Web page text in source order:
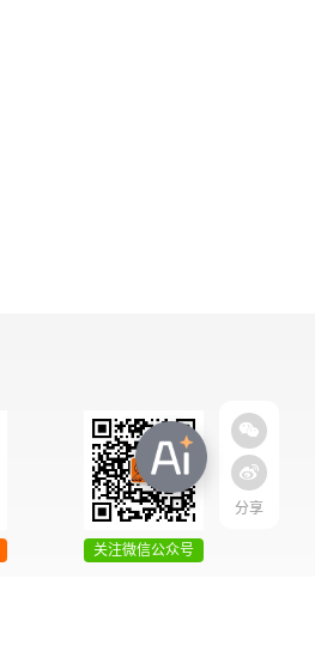
分享
关注微信公众号